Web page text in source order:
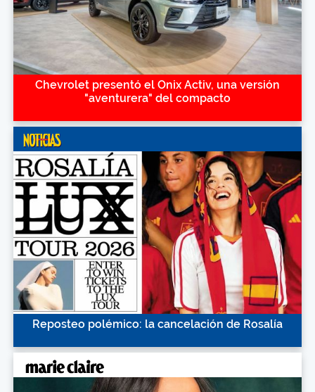
Chevrolet presentó el Onix Activ, una versión
"aventurera" del compacto
Reposteo polémico: la cancelación de Rosalía